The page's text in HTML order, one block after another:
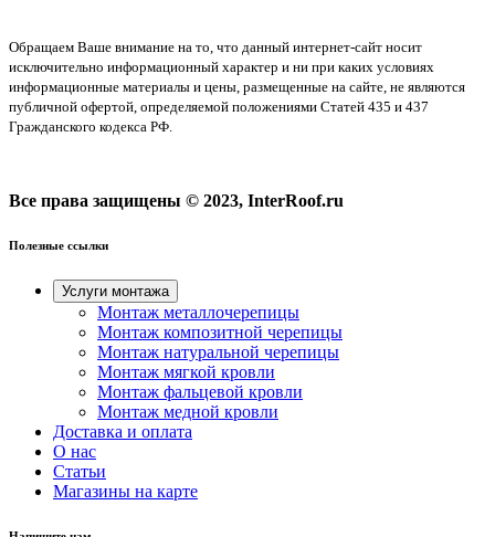
Обращаем Ваше внимание на то, что данный интернет-сайт носит
исключительно информационный характер и ни при каких условиях
информационные материалы и цены, размещенные на сайте, не являются
публичной офертой, определяемой положениями Статей 435 и 437
Гражданского кодекса РФ.
Все права защищены © 2023, InterRoof.ru
Полезные ссылки
Услуги монтажа
Монтаж металлочерепицы
Монтаж композитной черепицы
Монтаж натуральной черепицы
Монтаж мягкой кровли
Монтаж фальцевой кровли
Монтаж медной кровли
Доставка и оплата
О нас
Cтатьи
Магазины на карте